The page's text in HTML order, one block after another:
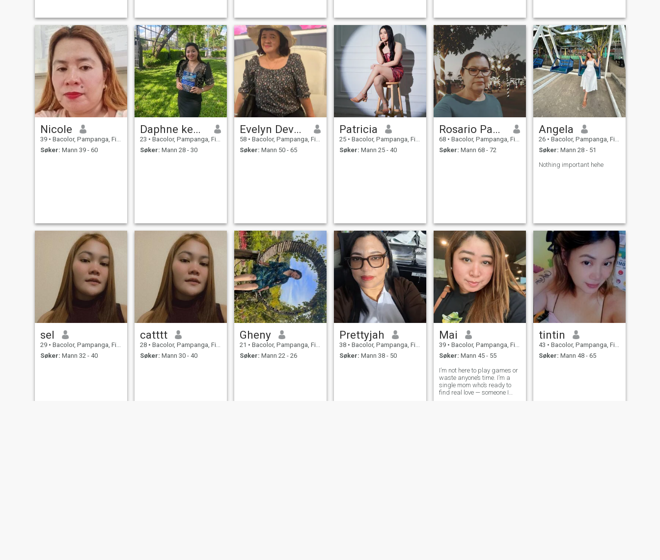
Nicole
39 • Bacolor, Pampanga, Filippinene
Søker: Mann 39 - 60
Daphne kent muli
23 • Bacolor, Pampanga, Filippinene
Søker: Mann 28 - 30
Evelyn Devera
58 • Bacolor, Pampanga, Filippinene
Søker: Mann 50 - 65
Patricia
25 • Bacolor, Pampanga, Filippinene
Søker: Mann 25 - 40
Rosario Pacuan Cortez
68 • Bacolor, Pampanga, Filippinene
Søker: Mann 68 - 72
Angela
26 • Bacolor, Pampanga, Filippinene
Søker: Mann 28 - 51
Nothing important hehe
sel
29 • Bacolor, Pampanga, Filippinene
Søker: Mann 32 - 40
catttt
28 • Bacolor, Pampanga, Filippinene
Søker: Mann 30 - 40
Gheny
21 • Bacolor, Pampanga, Filippinene
Søker: Mann 22 - 26
Prettyjah
38 • Bacolor, Pampanga, Filippinene
Søker: Mann 38 - 50
Mai
39 • Bacolor, Pampanga, Filippinene
Søker: Mann 45 - 55
I’m not here to play games or
waste anyone’s time. I’m a
single mom who’s ready to
find real love — someone I
tintin
43 • Bacolor, Pampanga, Filippinene
Søker: Mann 48 - 65